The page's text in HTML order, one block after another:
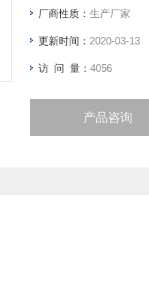
厂商性质： 生产厂家
更新时间： 2020-03-13
访 问 量： 4056
产品咨询